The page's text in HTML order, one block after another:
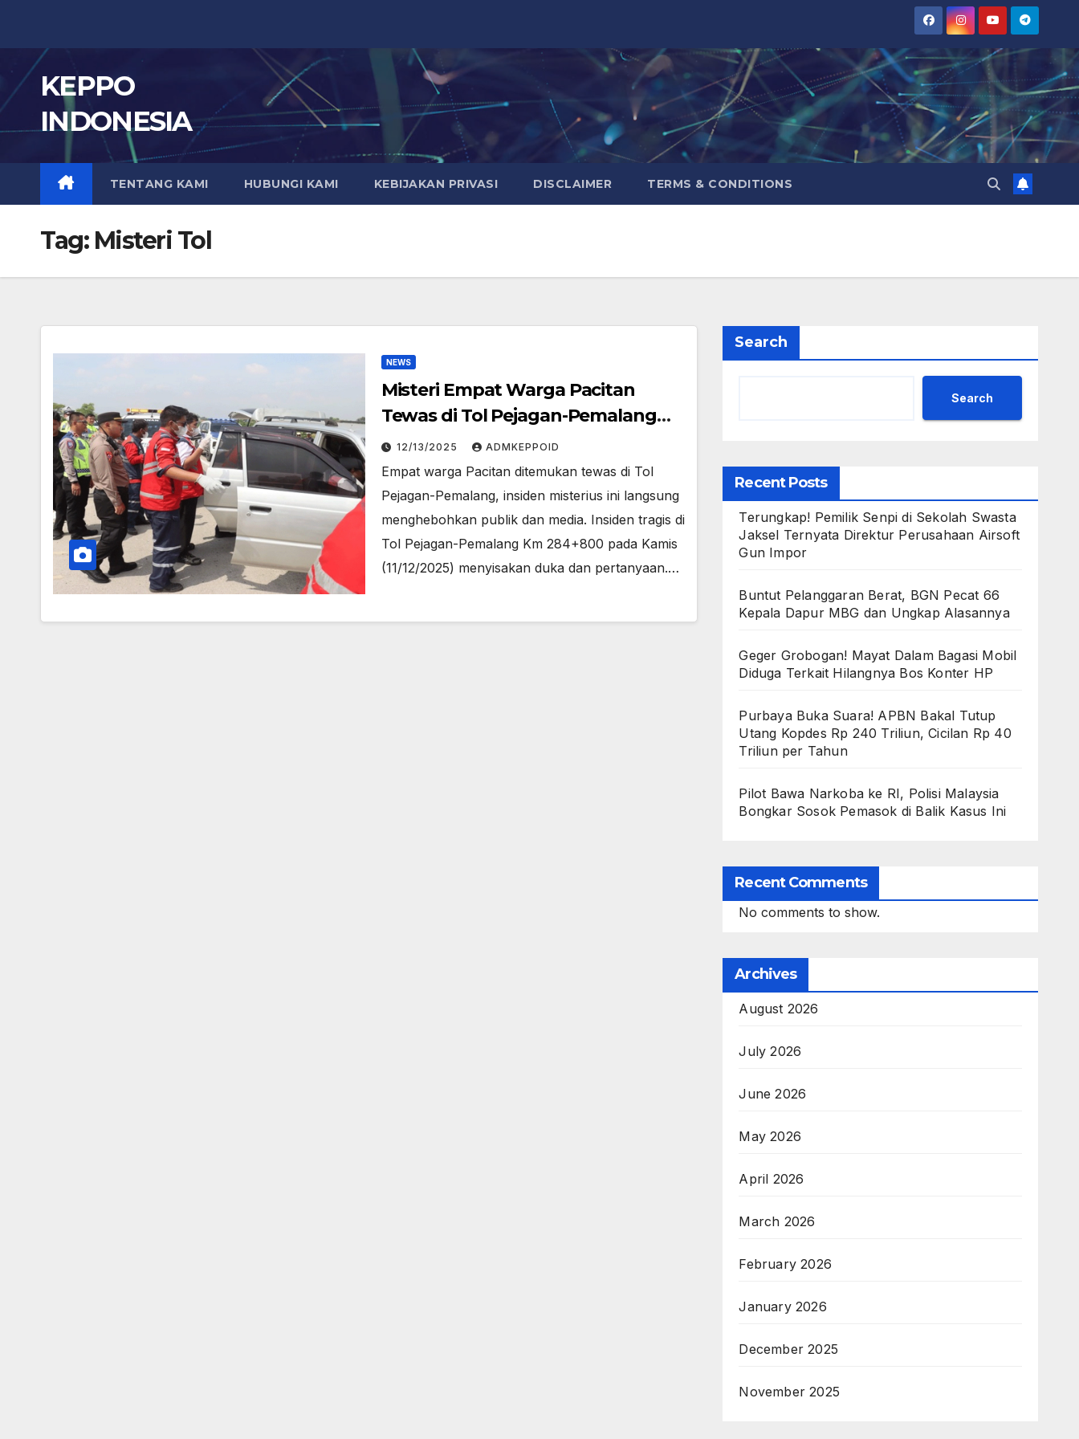
content
KEPPO
INDONESIA
TENTANG KAMI HUBUNGI KAMI KEBIJAKAN PRIVASI DISCLAIMER TERMS & CONDITIONS
Tag: Misteri Tol
NEWS
Misteri Empat Warga Pacitan
Tewas di Tol Pejagan-Pemalang
Bikin Publik Heboh
12/13/2025 ADMKEPPOID
Empat warga Pacitan ditemukan tewas di Tol
Pejagan-Pemalang, insiden misterius ini langsung
menghebohkan publik dan media. Insiden tragis di
Tol Pejagan-Pemalang Km 284+800 pada Kamis
(11/12/2025) menyisakan duka dan pertanyaan.…
Search
Search
Recent Posts
Terungkap! Pemilik Senpi di Sekolah Swasta
Jaksel Ternyata Direktur Perusahaan Airsoft
Gun Impor
Buntut Pelanggaran Berat, BGN Pecat 66
Kepala Dapur MBG dan Ungkap Alasannya
Geger Grobogan! Mayat Dalam Bagasi Mobil
Diduga Terkait Hilangnya Bos Konter HP
Purbaya Buka Suara! APBN Bakal Tutup
Utang Kopdes Rp 240 Triliun, Cicilan Rp 40
Triliun per Tahun
Pilot Bawa Narkoba ke RI, Polisi Malaysia
Bongkar Sosok Pemasok di Balik Kasus Ini
Recent Comments
No comments to show.
Archives
August 2026
July 2026
June 2026
May 2026
April 2026
March 2026
February 2026
January 2026
December 2025
November 2025